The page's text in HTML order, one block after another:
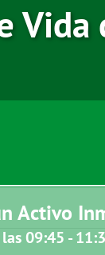
Activo
09:45 -